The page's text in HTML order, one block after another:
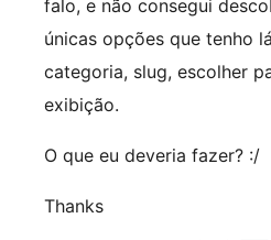
falo, e não consegui
únicas opções que tenho
categoria, slug, escolher
exibição.
O que eu deveria fazer? :/
Thanks